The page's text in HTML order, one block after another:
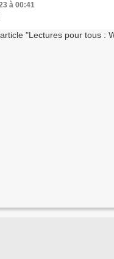
à 00:41